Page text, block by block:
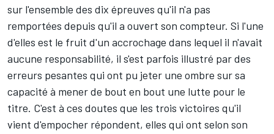
sur l'ensemble des dix épreuves qu'il n'a pas
remportées depuis qu'il a ouvert son compteur. Si l'une
d'elles est le fruit d'un accrochage dans lequel il n'avait
aucune responsabilité, il s'est parfois illustré par des
erreurs pesantes qui ont pu jeter une ombre sur sa
capacité à mener de bout en bout une lutte pour le
titre. C'est à ces doutes que les trois victoires qu'il
vient d'empocher répondent, elles qui ont selon son